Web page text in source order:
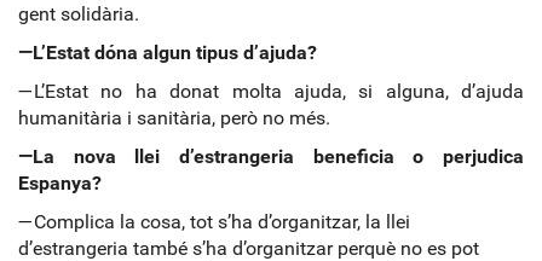
gent solidària.
—L’Estat dóna algun tipus d’ajuda?
—L’Estat no ha donat molta ajuda, si alguna, d’ajuda
humanitària i sanitària, però no més.
—La nova llei d’estrangeria beneficia o perjudica
Espanya?
—Complica la cosa, tot s’ha d’organitzar, la llei
d’estrangeria també s’ha d’organitzar perquè no es pot